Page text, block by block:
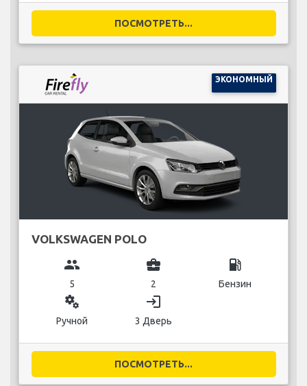
ПОСМОТРЕТЬ...
ЭКОНОМНЫЙ
VOLKSWAGEN POLO
group
5
business_center
2
local_gas_station
Бензин
miscellaneous_services
Ручной
login
3 Дверь
ПОСМОТРЕТЬ...